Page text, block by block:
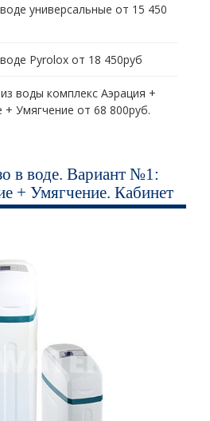
универсальные от 15 450
Pyrolox от 18 450руб
воды комплекс Аэрация +
Умягчение от 68 800руб.
в воде. Вариант №1:
+ Умягчение. Кабинет